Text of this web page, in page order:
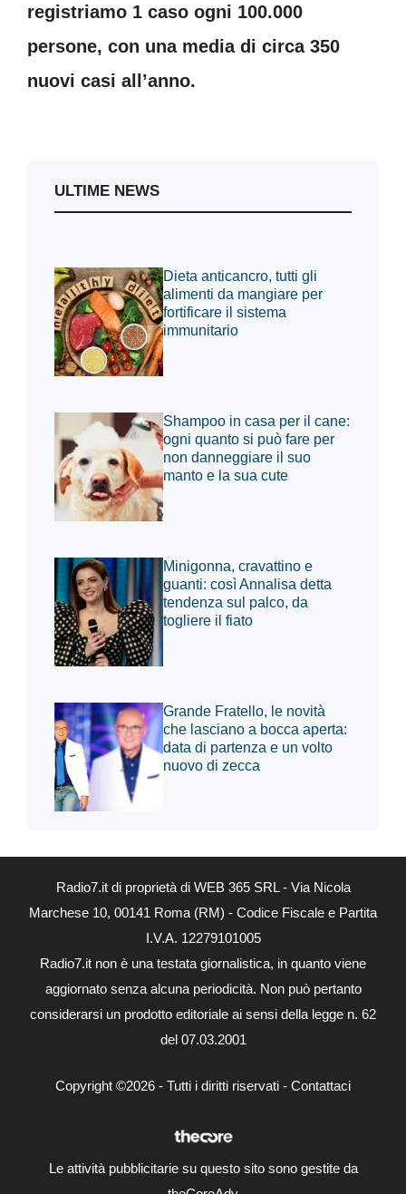
registriamo 1 caso ogni 100.000
persone, con una media di circa 350
nuovi casi all’anno.
ULTIME NEWS
Dieta anticancro, tutti gli
alimenti da mangiare per
fortificare il sistema
immunitario
Shampoo in casa per il cane:
ogni quanto si può fare per
non danneggiare il suo
manto e la sua cute
Minigonna, cravattino e
guanti: così Annalisa detta
tendenza sul palco, da
togliere il fiato
Grande Fratello, le novità
che lasciano a bocca aperta:
data di partenza e un volto
nuovo di zecca
Radio7.it di proprietà di WEB 365 SRL - Via Nicola
Marchese 10, 00141 Roma (RM) - Codice Fiscale e Partita
I.V.A. 12279101005
Radio7.it non è una testata giornalistica, in quanto viene
aggiornato senza alcuna periodicità. Non può pertanto
considerarsi un prodotto editoriale ai sensi della legge n. 62
del 07.03.2001
Copyright ©2026 - Tutti i diritti riservati - Contattaci
Le attività pubblicitarie su questo sito sono gestite da